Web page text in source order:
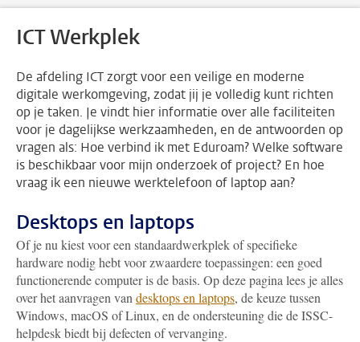
ICT Werkplek
De afdeling ICT zorgt voor een veilige en moderne
digitale werkomgeving, zodat jij je volledig kunt richten
op je taken. Je vindt hier informatie over alle faciliteiten
voor je dagelijkse werkzaamheden, en de antwoorden op
vragen als: Hoe verbind ik met Eduroam? Welke software
is beschikbaar voor mijn onderzoek of project? En hoe
vraag ik een nieuwe werktelefoon of laptop aan?
Desktops en laptops
Of je nu kiest voor een standaardwerkplek of specifieke
hardware nodig hebt voor zwaardere toepassingen: een goed
functionerende computer is de basis. Op deze pagina lees je alles
over het aanvragen van desktops en laptops, de keuze tussen
Windows, macOS of Linux, en de ondersteuning die de ISSC-
helpdesk biedt bij defecten of vervanging.